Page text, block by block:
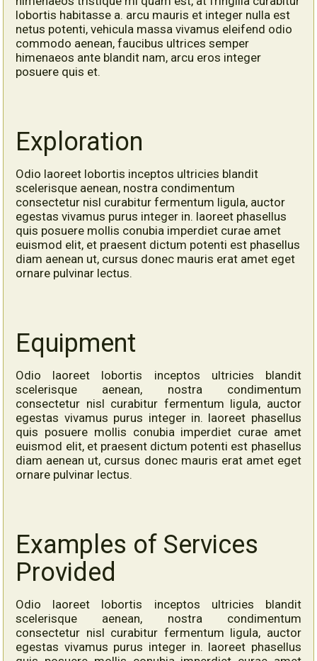
lobortis habitasse a. arcu mauris et integer nulla est
netus potenti, vehicula massa vivamus eleifend odio
commodo aenean, faucibus ultrices semper
himenaeos ante blandit nam, arcu eros integer
posuere quis et.
Exploration
Odio laoreet lobortis inceptos ultricies blandit
scelerisque aenean, nostra condimentum
consectetur nisl curabitur fermentum ligula, auctor
egestas vivamus purus integer in. laoreet phasellus
quis posuere mollis conubia imperdiet curae amet
euismod elit, et praesent dictum potenti est phasellus
diam aenean ut, cursus donec mauris erat amet eget
ornare pulvinar lectus.
Equipment
Odio laoreet lobortis inceptos ultricies blandit
scelerisque aenean, nostra condimentum
consectetur nisl curabitur fermentum ligula, auctor
egestas vivamus purus integer in. laoreet phasellus
quis posuere mollis conubia imperdiet curae amet
euismod elit, et praesent dictum potenti est phasellus
diam aenean ut, cursus donec mauris erat amet eget
ornare pulvinar lectus.
Examples of Services
Provided
Odio laoreet lobortis inceptos ultricies blandit
scelerisque aenean, nostra condimentum
consectetur nisl curabitur fermentum ligula, auctor
egestas vivamus purus integer in. laoreet phasellus